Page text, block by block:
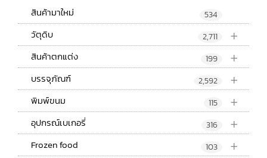
สินค้ามาใหม่ 534
+
วัตุดิบ 2,711
+
สินค้าตกแต่ง 199
+
บรรจุภัณฑ์ 2,592
+
พิมพ์ขนม 115
+
อุปกรณ์เบเกอรี่ 316
+
Frozen food 103